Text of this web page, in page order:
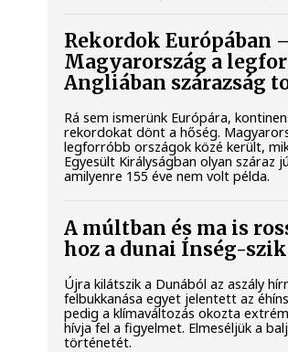
Rekordok Európában
Magyarország a
Angliában szárazság
Rá sem ismerünk Európára,
rekordokat dönt a hőség.
legforróbb országok közé került,
Egyesült Királyságban olyan száraz
amilyenre 155 éve nem volt példa.
A múltban és ma is
hoz a dunai Ínség-
Újra kilátszik a Dunából az aszály
felbukkanása egyet jelentett az
pedig a klímaváltozás okozta
hívja fel a figyelmet. Elmeséljük a
történetét.